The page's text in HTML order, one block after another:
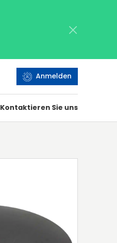
Anmelden
Kontaktieren Sie uns